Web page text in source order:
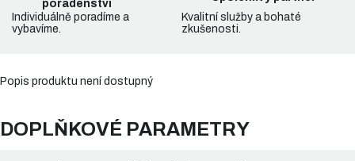
poradenství
Individuálně poradíme a
vybavíme.
Kvalitní služby a bohaté
zkušenosti.
Popis produktu není dostupný
DOPLŇKOVÉ PARAMETRY